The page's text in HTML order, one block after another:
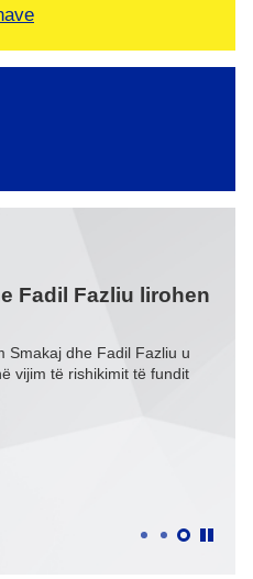
Fadil Fazliu lirohen
Smakaj dhe Fadil Fazliu u
vijim të rishikimit të fundit